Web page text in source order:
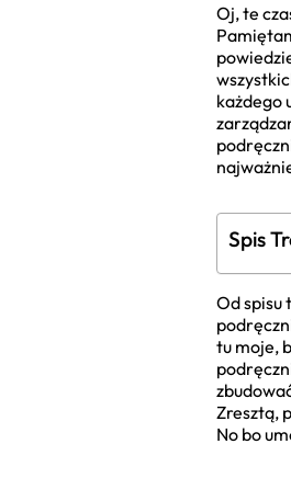
Oj, te
każdego
Spis
Od spisu
tu moje,
Zresztą,
No bo